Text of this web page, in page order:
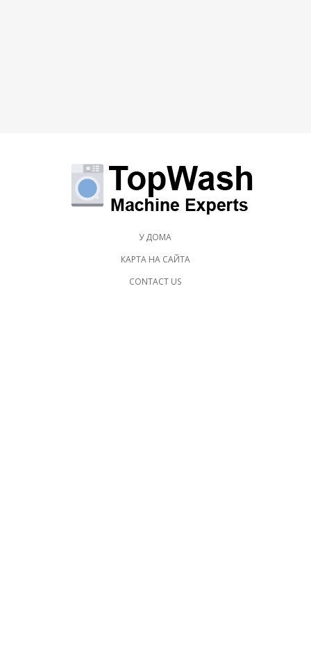
У ДОМА
КАРТА НА САЙТА
CONTACT US